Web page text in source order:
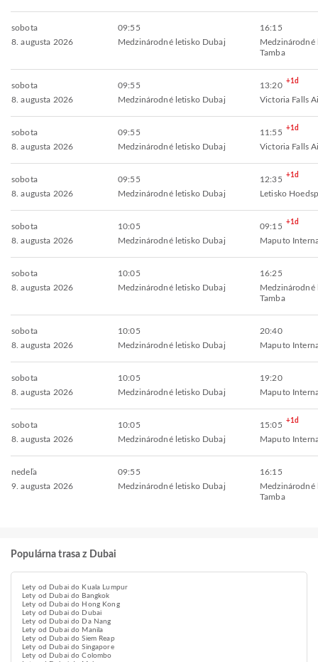
sobota
8. augusta 2026
09:55
Medzinárodné letisko Dubaj
16:15
Medzinárodné
Tamba
sobota
8. augusta 2026
09:55
Medzinárodné letisko Dubaj
13:20 +1d
Victoria Falls
sobota
8. augusta 2026
09:55
Medzinárodné letisko Dubaj
11:55 +1d
Victoria Falls
sobota
8. augusta 2026
09:55
Medzinárodné letisko Dubaj
12:35 +1d
Letisko
sobota
8. augusta 2026
10:05
Medzinárodné letisko Dubaj
09:15 +1d
Maputo
sobota
8. augusta 2026
10:05
Medzinárodné letisko Dubaj
16:25
Medzinárodné
Tamba
sobota
8. augusta 2026
10:05
Medzinárodné letisko Dubaj
20:40
Maputo
sobota
8. augusta 2026
10:05
Medzinárodné letisko Dubaj
19:20
Maputo
sobota
8. augusta 2026
10:05
Medzinárodné letisko Dubaj
15:05 +1d
Maputo
nedeľa
9. augusta 2026
09:55
Medzinárodné letisko Dubaj
16:15
Medzinárodné
Tamba
Populárna trasa z Dubai
Lety od Dubai do Kuala Lumpur
Lety od Dubai do Bangkok
Lety od Dubai do Hong Kong
Lety od Dubai do Dubai
Lety od Dubai do Da Nang
Lety od Dubai do Manila
Lety od Dubai do Siem Reap
Lety od Dubai do Singapore
Lety od Dubai do Colombo